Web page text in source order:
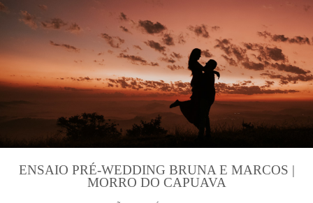
ENSAIO PRÉ-WEDDING BRUNA E MARCOS |
MORRO DO CAPUAVA